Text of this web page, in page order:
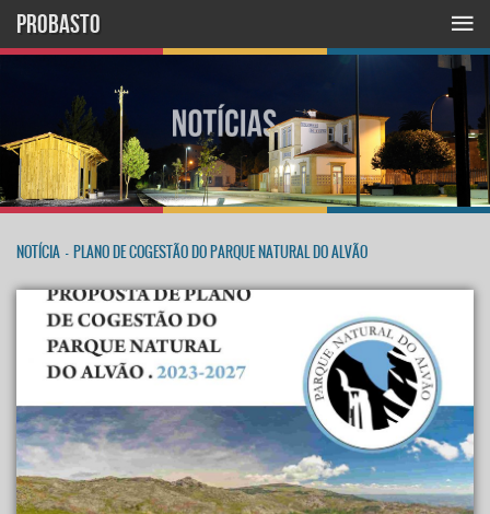
PROBASTO
NOTÍCIA - PLANO DE COGESTÃO DO PARQUE NATURAL DO ALVÃO